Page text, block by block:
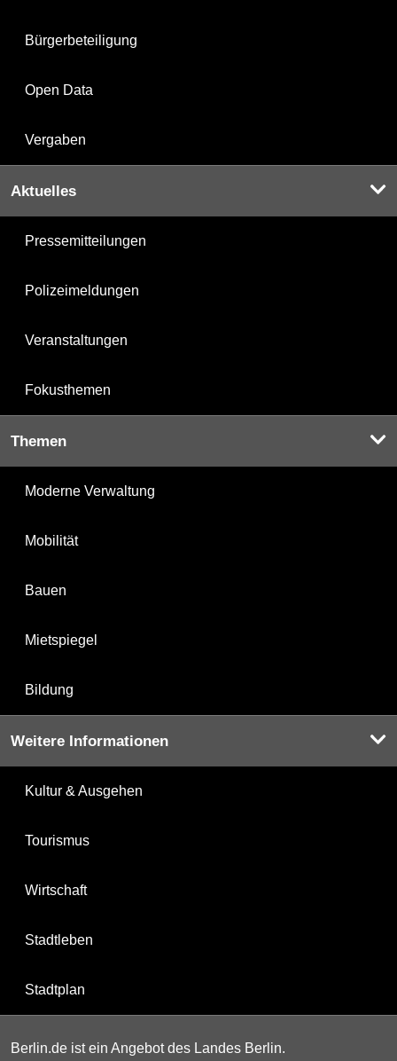
Bürgerbeteiligung
Open Data
Vergaben
Aktuelles
Pressemitteilungen
Polizeimeldungen
Veranstaltungen
Fokusthemen
Themen
Moderne Verwaltung
Mobilität
Bauen
Mietspiegel
Bildung
Weitere Informationen
Kultur & Ausgehen
Tourismus
Wirtschaft
Stadtleben
Stadtplan
Berlin.de ist ein Angebot des Landes Berlin.